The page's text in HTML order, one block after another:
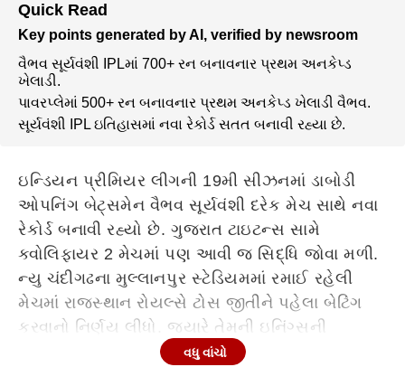
Quick Read
Key points generated by AI, verified by newsroom
વૈભવ સૂર્યવંશી IPLમાં 700+ રન બનાવનાર પ્રથમ અનકેપ્ડ
ખેલાડી.
પાવરપ્લેમાં 500+ રન બનાવનાર પ્રથમ અનકેપ્ડ ખેલાડી વૈભવ.
સૂર્યવંશી IPL ઇતિહાસમાં નવા રેકોર્ડ સતત બનાવી રહ્યા છે.
ઇન્ડિયન પ્રીમિયર લીગની 19મી સીઝનમાં ડાબોડી
ઓપનિંગ બેટ્સમેન વૈભવ સૂર્યવંશી દરેક મેચ સાથે નવા
રેકોર્ડ બનાવી રહ્યો છે. ગુજરાત ટાઇટન્સ સામે
ક્વોલિફાયર 2 મેચમાં પણ આવી જ સિદ્ધિ જોવા મળી.
ન્યુ ચંદીગઢના મુલ્લાનપુર સ્ટેડિયમમાં રમાઈ રહેલી
મેચમાં રાજસ્થાન રોયલ્સે ટોસ જીતીને પહેલા બેટિંગ
કરવાનો નિર્ણય લીધો. જ્યારે તેમની ઇનિંગ્સની
શરૂઆત સારી ન હતી, ત્યારે વૈભવ સૂર્યવંશીએ એક
વધુ વાંચો